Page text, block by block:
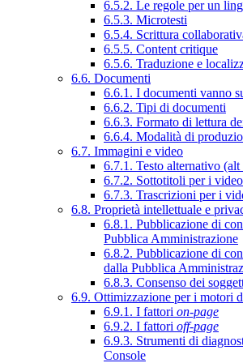
6.5.2. Le regole per un
6.5.3. Microtesti
6.5.4. Scrittura
6.5.5. Content critique
6.5.6. Traduzione e
6.6. Documenti
6.6.1. I documenti vanno
6.6.2. Tipi di documenti
6.6.3. Formato di lettura
6.6.4. Modalità di
6.7. Immagini e video
6.7.1. Testo alternativo
6.7.2. Sottotitoli per i video
6.7.3. Trascrizioni per i
6.8. Proprietà intellettuale e
6.8.1. Pubblicazione di
Pubblica Amministrazione
6.8.2. Pubblicazione di
dalla Pubblica
6.8.3. Consenso dei
6.9. Ottimizzazione per i motori
6.9.1. I fattori on-page
6.9.2. I fattori off-page
6.9.3. Strumenti di
Console